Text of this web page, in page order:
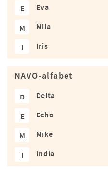
E Eva
M Mila
I Iris
NAVO-alfabet
D Delta
E Echo
M Mike
I India